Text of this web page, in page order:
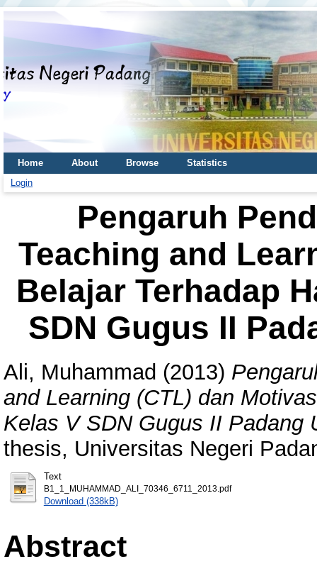
Home About Browse
Statistics
Login
Pengaruh
Teaching and
Belajar Terhadap
SDN Gugus II
Ali, Muhammad (2013)
and Learning (CTL) dan
Kelas V SDN Gugus II Padang
thesis, Universitas Negeri
Text
B1_1_MUHAMMAD_ALI_70346_6711_2013.pdf
Download (338kB)
Abstract